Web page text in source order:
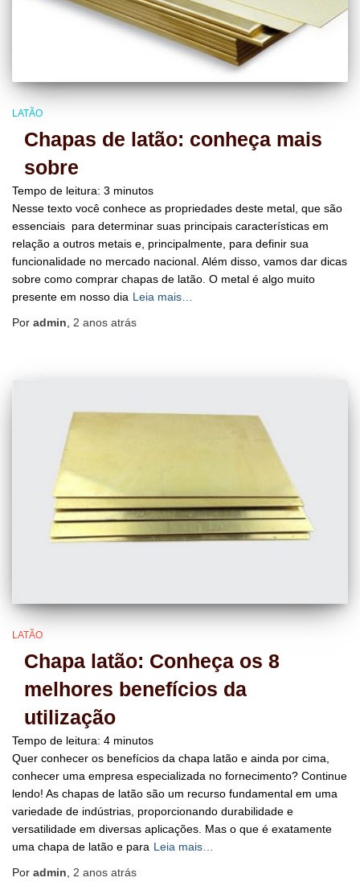
LATÃO
Chapas de latão: conheça mais
sobre
Tempo de leitura: 3 minutos
Nesse texto você conhece as propriedades deste metal, que são
essenciais para determinar suas principais características em
relação a outros metais e, principalmente, para definir sua
funcionalidade no mercado nacional. Além disso, vamos dar dicas
sobre como comprar chapas de latão. O metal é algo muito
presente em nosso dia Leia mais…
Por admin, 2 anos atrás
LATÃO
Chapa latão: Conheça os 8
melhores benefícios da
utilização
Tempo de leitura: 4 minutos
Quer conhecer os benefícios da chapa latão e ainda por cima,
conhecer uma empresa especializada no fornecimento? Continue
lendo! As chapas de latão são um recurso fundamental em uma
variedade de indústrias, proporcionando durabilidade e
versatilidade em diversas aplicações. Mas o que é exatamente
uma chapa de latão e para Leia mais…
Por admin 2 anos atrás